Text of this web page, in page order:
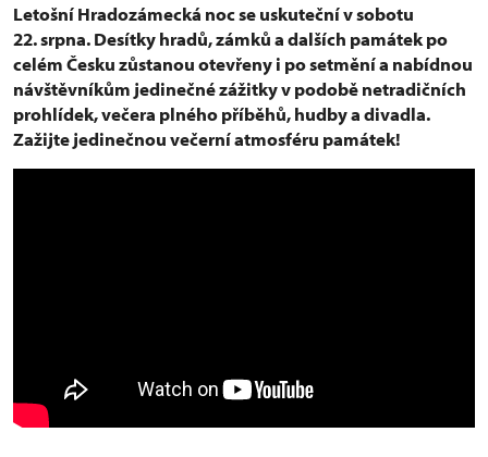
Letošní Hradozámecká noc se uskuteční v sobotu
22. srpna. Desítky hradů, zámků a dalších památek po
celém Česku zůstanou otevřeny i po setmění a nabídnou
návštěvníkům jedinečné zážitky v podobě netradičních
prohlídek, večera plného příběhů, hudby a divadla.
Zažijte jedinečnou večerní atmosféru památek!